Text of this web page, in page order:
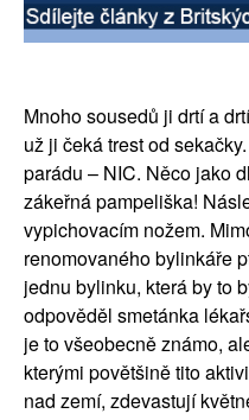
Mnoho sousedů ji drtí a
už ji čeká trest od
parádu – NIC. Něco jako
zákeřná pampeliška!
vypichovacím nožem.
renomovaného bylinkáře
jednu bylinku, která by to
odpověděl smetánka
je to všeobecně známo,
kterými povětšině tito
nad zemí, zdevastují